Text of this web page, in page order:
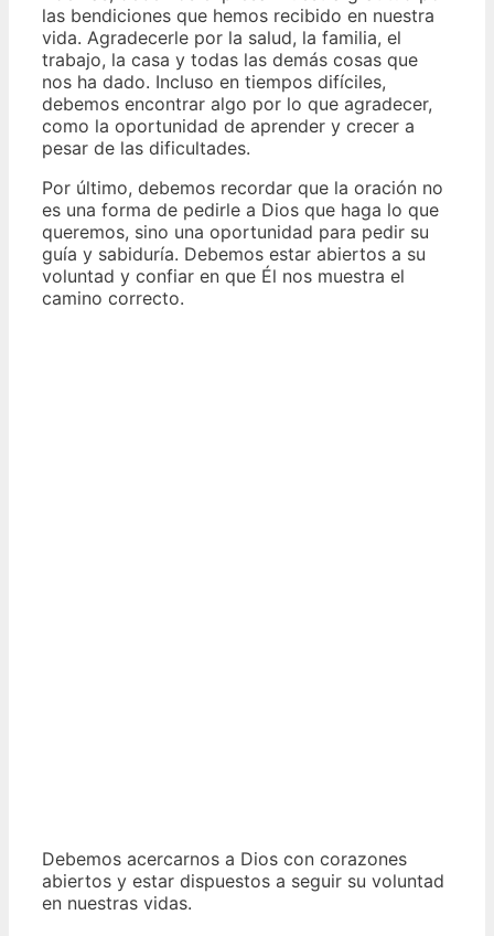
las bendiciones que hemos recibido en nuestra
vida. Agradecerle por la salud, la familia, el
trabajo, la casa y todas las demás cosas que
nos ha dado. Incluso en tiempos difíciles,
debemos encontrar algo por lo que agradecer,
como la oportunidad de aprender y crecer a
pesar de las dificultades.
Por último, debemos recordar que la oración no
es una forma de pedirle a Dios que haga lo que
queremos, sino una oportunidad para pedir su
guía y sabiduría. Debemos estar abiertos a su
voluntad y confiar en que Él nos muestra el
camino correcto.
Debemos acercarnos a Dios con corazones
abiertos y estar dispuestos a seguir su voluntad
en nuestras vidas.